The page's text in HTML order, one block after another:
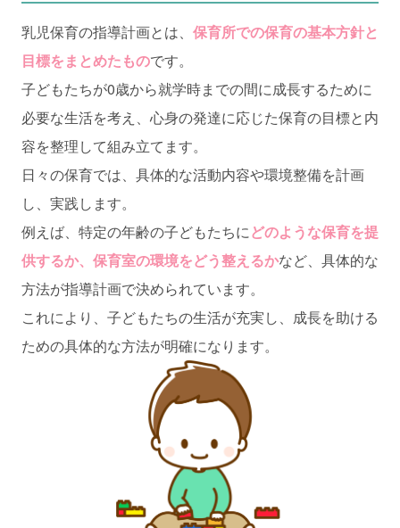
乳児保育の指導計画とは、 保育所での保育の基本方針と
目標をまとめたものです。
子どもたちが0歳から就学時までの間に成長するために
必要な生活を考え、心身の発達に応じた保育の目標と内
容を整理して組み立てます。
日々の保育では、具体的な活動内容や環境整備を計画
し、実践します。
例えば、特定の年齢の子どもたちにどのような保育を提
供するか、保育室の環境をどう整えるかなど、具体的な
方法が指導計画で決められています。
これにより、子どもたちの生活が充実し、成長を助ける
ための具体的な方法が明確になります。